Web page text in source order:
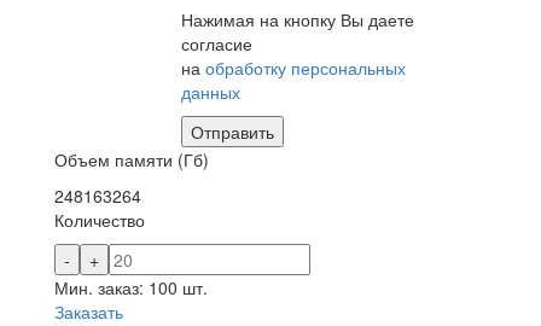
Нажимая на кнопку Вы даете
согласие
на обработку персональных
данных
Отправить
Объем памяти (Гб)
248163264
Количество
-
+
Мин. заказ: 100 шт.
Заказать